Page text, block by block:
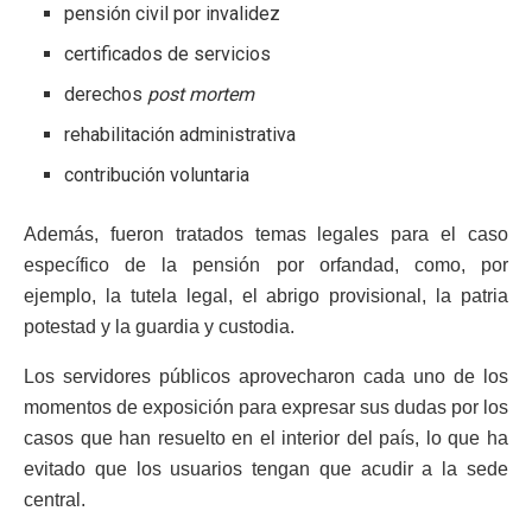
pensión civil por invalidez
certificados de servicios
derechos post mortem
rehabilitación administrativa
contribución voluntaria
Además, fueron tratados temas legales para el caso
específico de la pensión por orfandad, como, por
ejemplo, la tutela legal, el abrigo provisional, la patria
potestad y la guardia y custodia.
Los servidores públicos aprovecharon cada uno de los
momentos de exposición para expresar sus dudas por los
casos que han resuelto en el interior del país, lo que ha
evitado que los usuarios tengan que acudir a la sede
central.